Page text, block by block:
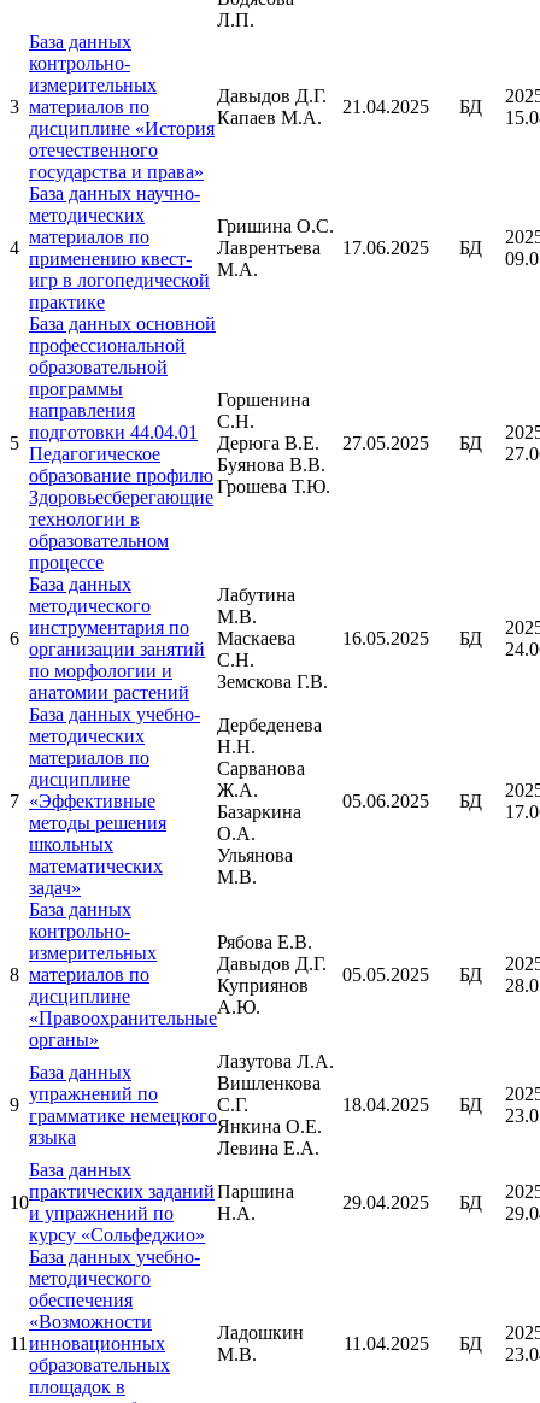
Л.П.
3
База данных
контрольно-
измерительных
материалов по
дисциплине «История
отечественного
государства и права»
Давыдов Д.Г.
Капаев М.А.
21.04.2025 БД
4
База данных научно-
методических
материалов по
применению квест-
игр в логопедической
практике
Гришина О.С.
Лаврентьева
М.А.
17.06.2025 БД
5
База данных основной
профессиональной
образовательной
программы
направления
подготовки 44.04.01
Педагогическое
образование профилю
Здоровьесберегающие
технологии в
образовательном
процессе
Горшенина
С.Н.
Дерюга В.Е.
Буянова В.В.
Грошева Т.Ю.
27.05.2025 БД
6
База данных
методического
инструментария по
организации занятий
по морфологии и
анатомии растений
Лабутина
М.В.
Маскаева
С.Н.
Земскова Г.В.
16.05.2025 БД
7
База данных учебно-
методических
материалов по
дисциплине
«Эффективные
методы решения
школьных
математических
задач»
Дербеденева
Н.Н.
Сарванова
Ж.А.
Базаркина
О.А.
Ульянова
М.В.
05.06.2025 БД
8
База данных
контрольно-
измерительных
материалов по
дисциплине
«Правоохранительные
органы»
Рябова Е.В.
Давыдов Д.Г.
Куприянов
А.Ю.
05.05.2025 БД
9
База данных
упражнений по
грамматике немецкого
языка
Лазутова Л.А.
Вишленкова
С.Г.
Янкина О.Е.
Левина Е.А.
18.04.2025 БД
10
База данных
практических заданий
и упражнений по
курсу «Сольфеджио»
Паршина
Н.А.
29.04.2025 БД
11
База данных учебно-
методического
обеспечения
«Возможности
инновационных
образовательных
площадок в
Ладошкин
М.В.
11.04.2025 БД